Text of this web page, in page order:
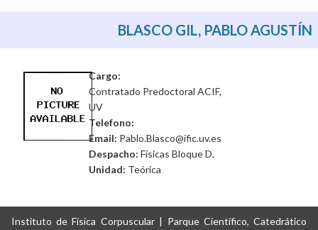
BLASCO GIL, PABLO AGUSTÍN
Cargo:
Contratado Predoctoral ACIF,
UV
Telefono:
Email: Pablo.Blasco@ific.uv.es
Despacho: Físicas Bloque D,
Unidad: Teórica
Instituto de Física Corpuscular | Parque Científico, Catedrático